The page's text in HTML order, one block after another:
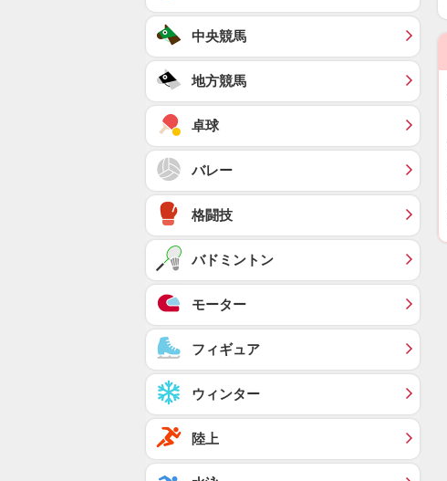
中央競馬
地方競馬
卓球
バレー
格闘技
バドミントン
モーター
フィギュア
ウィンター
陸上